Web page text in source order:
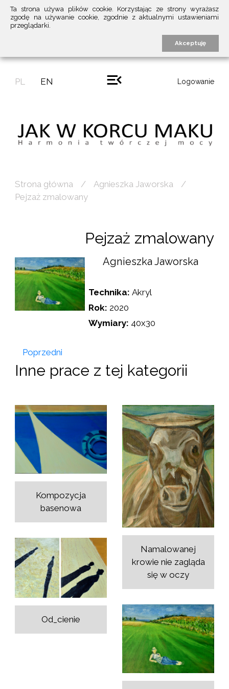
Ta strona używa plików cookie. Korzystając ze strony wyrażasz
zgodę na używanie cookie, zgodnie z aktualnymi ustawieniami
przeglądarki.
Akceptuję
PL EN Logowanie
Strona główna
Agnieszka Jaworska
Pejzaż zmalowany
Pejzaż zmalowany
Agnieszka Jaworska
Technika:Akryl
Rok: 2020
Wymiary: 40x30
Poprzedni
Inne prace z tej kategorii
Kompozycja
basenowa
Namalowanej
krowie nie zagląda
się w oczy
Od_cienie